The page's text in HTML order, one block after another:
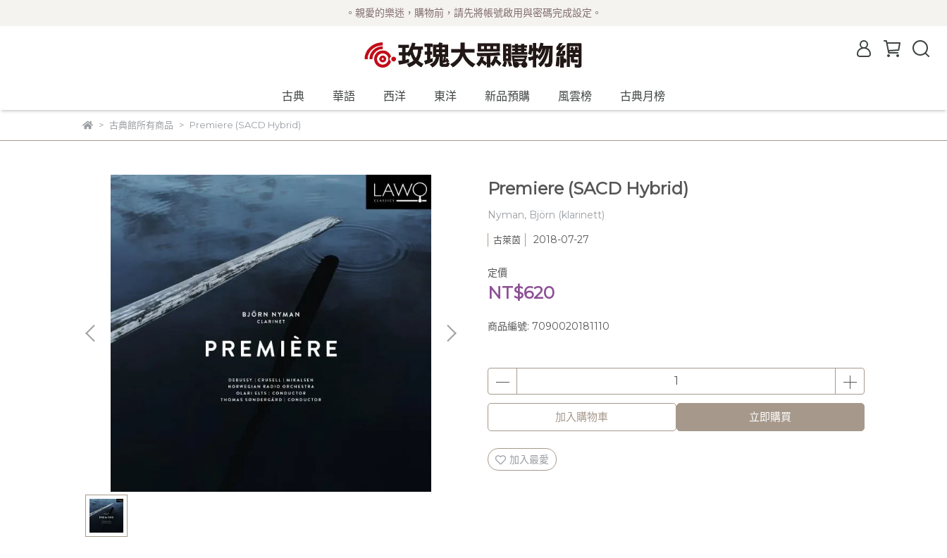
。親愛的樂迷，購物前，請先將帳號啟用與密碼完成設定。
古典 華語 西洋 東洋 新品預購 風雲榜 古典月榜
古典館所有商品 Premiere (SACD Hybrid)
Premiere (SACD Hybrid)
Nyman, Björn (klarinett)
古萊茵 2018-07-27
定價
NT$620
商品編號: 7090020181110
加入購物車 立即購買
加入最愛